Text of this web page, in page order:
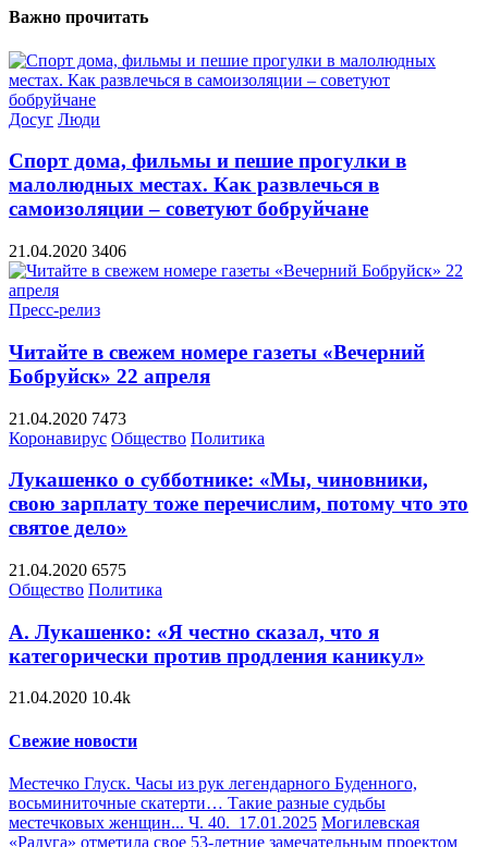
Важно прочитать
Досуг Люди
Спорт дома, фильмы и пешие прогулки в
малолюдных местах. Как развлечься в
самоизоляции – советуют бобруйчане
21.04.2020 3406
Пресс-релиз
Читайте в свежем номере газеты «Вечерний
Бобруйск» 22 апреля
21.04.2020 7473
Коронавирус Общество Политика
Лукашенко о субботнике: «Мы, чиновники,
свою зарплату тоже перечислим, потому что это
святое дело»
21.04.2020 6575
Общество Политика
А. Лукашенко: «Я честно сказал, что я
категорически против продления каникул»
21.04.2020 10.4k
Свежие новости
Местечко Глуск. Часы из рук легендарного Буденного,
восьминиточные скатерти… Такие разные судьбы
местечковых женщин... Ч. 40. 17.01.2025 Могилевская
«Радуга» отметила свое 53-летние замечательным проектом